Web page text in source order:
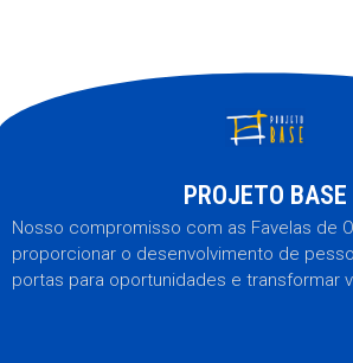
PROJETO BASE
Nosso compromisso com as Favelas de
proporcionar o desenvolvimento de
portas para oportunidades e transformar